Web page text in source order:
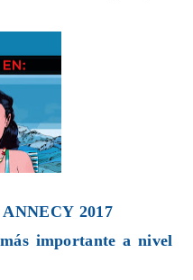
2017
importante a nivel